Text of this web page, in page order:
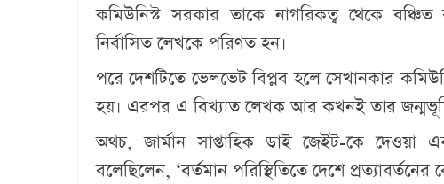
কমিউনিস্ট সরকার তাকে নাগরিকত্ব থেকে
নির্বাসিত লেখকে পরিণত হন।
পরে দেশটিতে ভেলভেট বিপ্লব হলে সেখানকার
হয়। এরপর এ বিখ্যাত লেখক আর কখনই তার
অথচ, জার্মান সাপ্তাহিক ডাই জেইট-কে দেওয়া
বলেছিলেন, ‘বর্তমান পরিস্থিতিতে দেশে প্রত্যাবর্তনের